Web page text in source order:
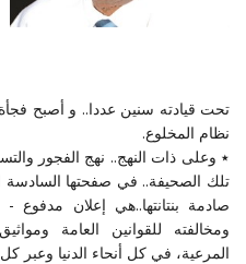
تحت قيادته سنين عددا.. و أصبح
نظام المخلوع.
٭ وعلى ذات النهج.. نهج الفجور
صادمة بنتانتها..هي إعلان
ومخالفته للقوانين العامة
المرعية، في كل أنحاء الدنيا وعبر كل